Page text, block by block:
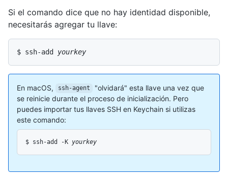
Si el comando dice que no hay identidad disponible,
necesitarás agregar tu llave:
$ ssh-add yourkey
En macOS, ssh-agent
"olvidará" esta llave una vez que
se reinicie durante el proceso de inicialización. Pero
puedes importar tus llaves SSH en Keychain si utilizas
este comando:
$ ssh-add -K yourkey